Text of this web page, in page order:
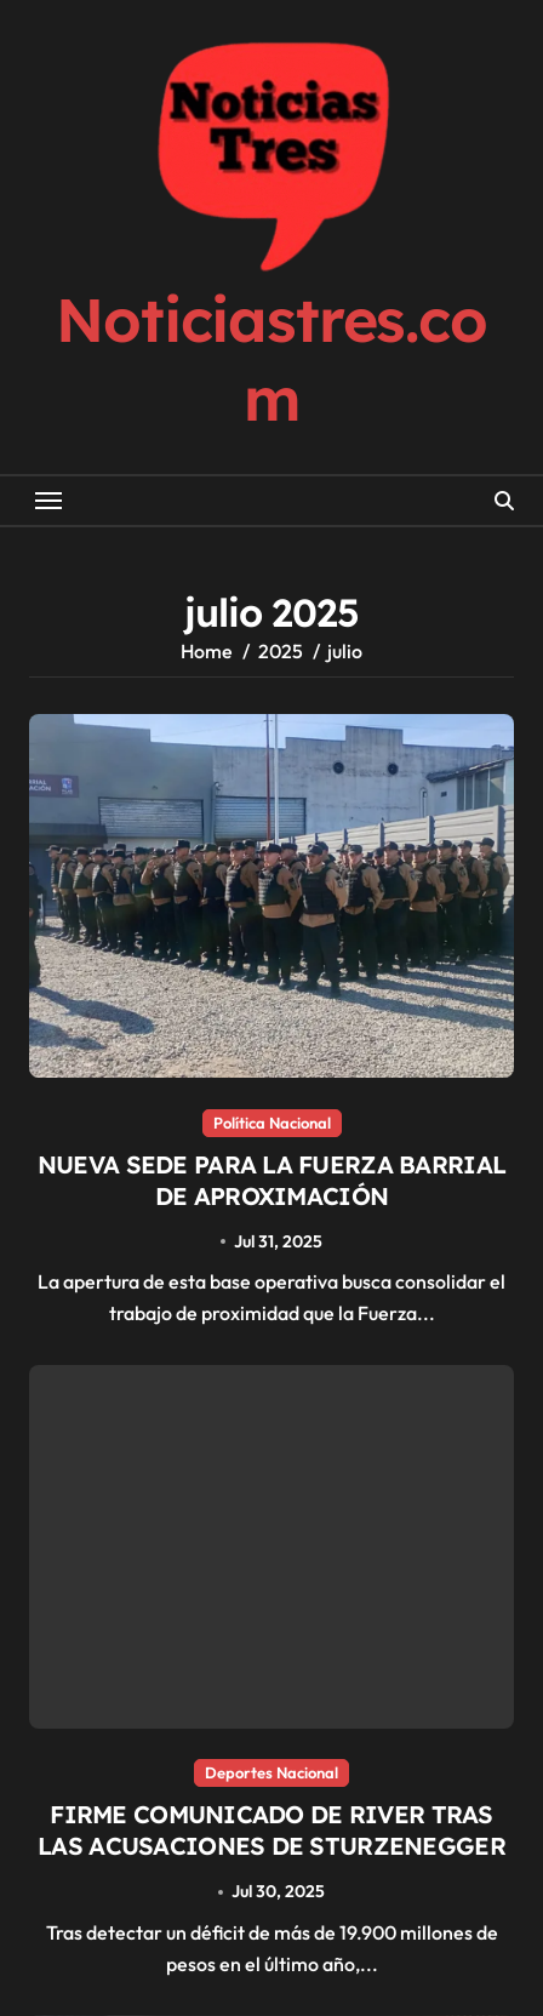
Noticiastres.co
m
julio 2025
Home 2025 julio
Política Nacional
NUEVA SEDE PARA LA FUERZA BARRIAL
DE APROXIMACIÓN
Jul 31, 2025
La apertura de esta base operativa busca consolidar el
trabajo de proximidad que la Fuerza...
Deportes Nacional
FIRME COMUNICADO DE RIVER TRAS
LAS ACUSACIONES DE STURZENEGGER
Jul 30, 2025
Tras detectar un déficit de más de 19.900 millones de
pesos en el último año,...